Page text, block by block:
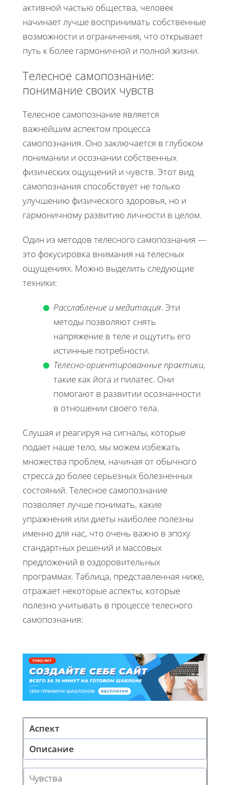
активной частью общества, человек
начинает лучше воспринимать собственные
возможности и ограничения, что открывает
путь к более гармоничной и полной жизни.
Телесное самопознание:
понимание своих чувств
Телесное самопознание является
важнейшим аспектом процесса
самопознания. Оно заключается в глубоком
понимании и осознании собственных
физических ощущений и чувств. Этот вид
самопознания способствует не только
улучшению физического здоровья, но и
гармоничному развитию личности в целом.
Один из методов телесного самопознания —
это фокусировка внимания на телесных
ощущениях. Можно выделить следующие
техники:
Расслабление и медитация. Эти
методы позволяют снять
напряжение в теле и ощутить его
истинные потребности.
Телесно-ориентированные практики,
такие как йога и пилатес. Они
помогают в развитии осознанности
в отношении своего тела.
Слушая и реагируя на сигналы, которые
подает наше тело, мы можем избежать
множества проблем, начиная от обычного
стресса до более серьезных болезненных
состояний. Телесное самопознание
позволяет лучше понимать, какие
упражнения или диеты наиболее полезны
именно для нас, что очень важно в эпоху
стандартных решений и массовых
предложений в оздоровительных
программах. Таблица, представленная ниже,
отражает некоторые аспекты, которые
полезно учитывать в процессе телесного
самопознания:
Аспект
Описание
Чувства